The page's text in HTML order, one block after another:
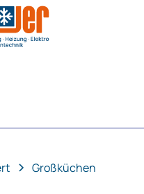
Großküchen